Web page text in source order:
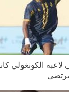
الكونغولي